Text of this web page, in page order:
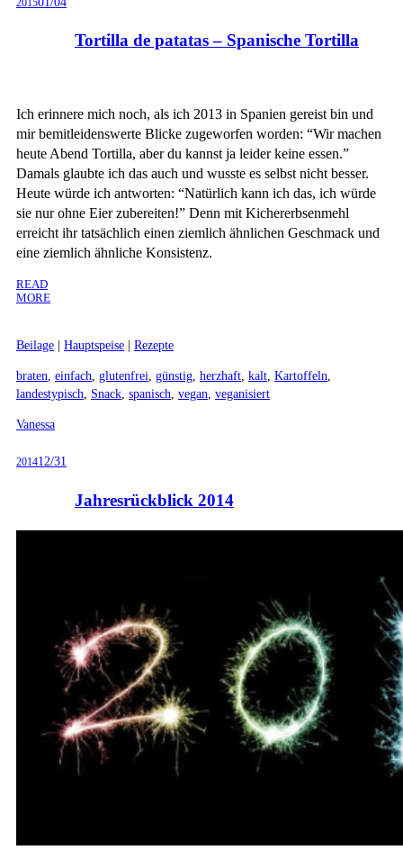
2015
Tortilla de patatas – Spanische Tortilla
Ich erinnere mich noch, als ich 2013 in Spanien gereist bin und
mir bemitleidenswerte Blicke zugeworfen worden: “Wir machen
heute Abend Tortilla, aber du kannst ja leider keine essen.”
Damals glaubte ich das auch und wusste es selbst nicht besser.
Heute würde ich antworten: “Natürlich kann ich das, ich würde
sie nur ohne Eier zubereiten!” Denn mit Kichererbsenmehl
erreicht ihr tatsächlich einen ziemlich ähnlichen Geschmack und
eine ziemlich ähnliche Konsistenz.
READ
MORE
Beilage | Hauptspeise | Rezepte
braten einfach glutenfrei günstig herzhaft kalt Kartoffeln
landestypisch
Snack spanisch vegan veganisiert
Vanessa
201412/31
Jahresrückblick 2014